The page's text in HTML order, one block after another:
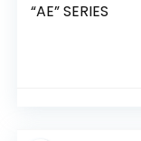
“AE” SERIES